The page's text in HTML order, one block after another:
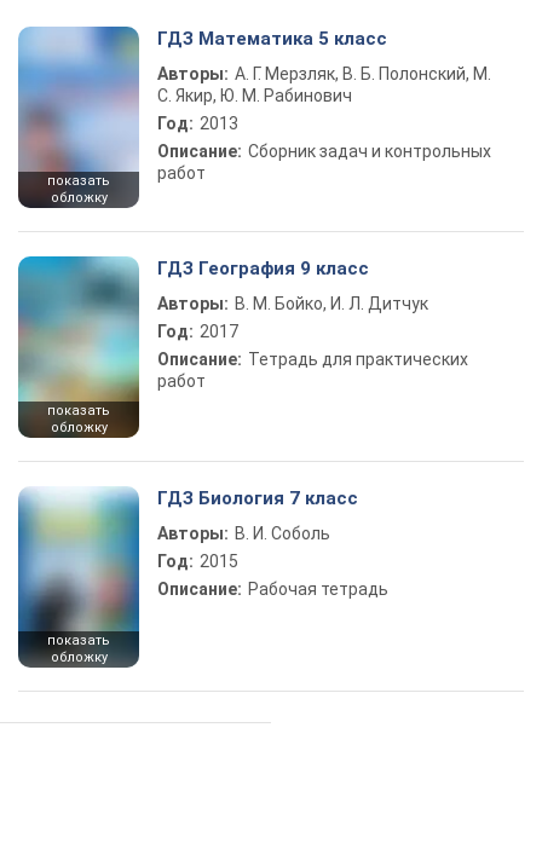
показать
обложку
ГДЗ Математика 5 класс
Авторы: А. Г. Мерзляк, В. Б. Полонский, М.
С. Якир, Ю. М. Рабинович
Год: 2013
Описание: Сборник задач и контрольных
работ
показать
обложку
ГДЗ География 9 класс
Авторы: В. М. Бойко, И. Л. Дитчук
Год: 2017
Описание: Тетрадь для практических
работ
показать
обложку
ГДЗ Биология 7 класс
Авторы: В. И. Соболь
Год: 2015
Описание: Рабочая тетрадь